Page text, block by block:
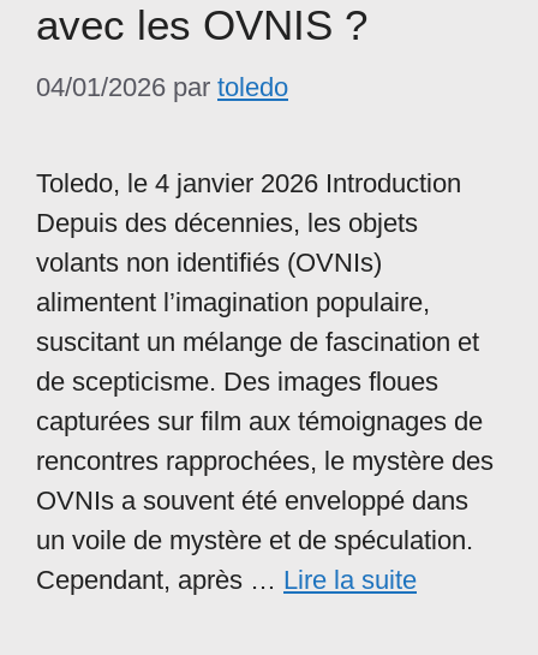
avec les OVNIS ?
04/01/2026 par toledo
Toledo, le 4 janvier 2026 Introduction
Depuis des décennies, les objets
volants non identifiés (OVNIs)
alimentent l’imagination populaire,
suscitant un mélange de fascination et
de scepticisme. Des images floues
capturées sur film aux témoignages de
rencontres rapprochées, le mystère des
OVNIs a souvent été enveloppé dans
un voile de mystère et de spéculation.
Cependant, après … Lire la suite